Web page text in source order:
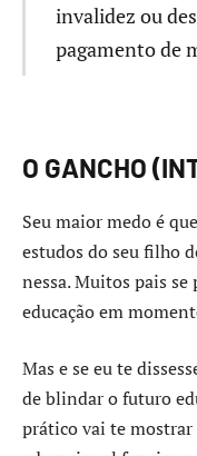
invalidez ou
pagamento de
O GANCHO
Seu maior medo é
estudos do seu filho
nessa. Muitos pais
educação em
Mas e se eu te
de blindar o futuro
prático vai te mostrar